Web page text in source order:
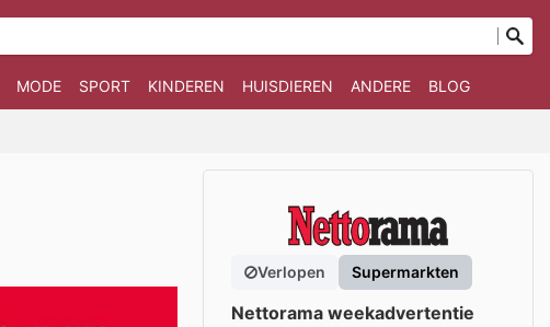
MODE SPORT KINDEREN HUISDIEREN ANDERE BLOG
Verlopen Supermarkten
Nettorama weekadvertentie